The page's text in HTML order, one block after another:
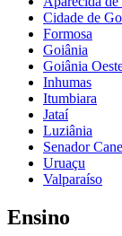
Cidade de
Formosa
Goiânia
Goiânia
Inhumas
Itumbiara
Jataí
Luziânia
Senador
Uruaçu
Valparaíso
Ensino